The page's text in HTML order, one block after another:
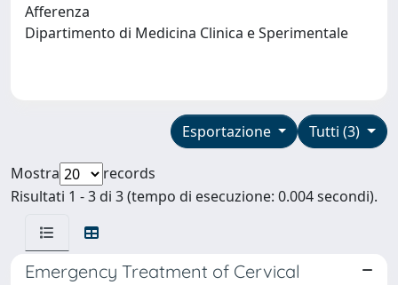
Afferenza
Dipartimento di Medicina Clinica e Sperimentale
Tutti (3)
Esportazione
Mostra
records
Risultati 1 - 3 di 3 (tempo di esecuzione: 0.004 secondi).
Emergency Treatment of Cervical